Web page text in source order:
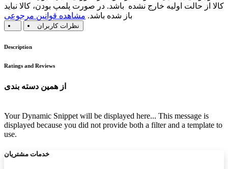
کالا از حالت اولیه خارج نشده باشد. در صورت پلمپ بودن، کالا نباید
باز شده باشد. مشاهده قوانین مرجوعی
نظرات کاربران
Description
Ratings and Reviews
از همین دسته بندی
Your Dynamic Snippet will be displayed here... This message is
displayed because you did not provide both a filter and a template to
use.
خدمات مشتریان